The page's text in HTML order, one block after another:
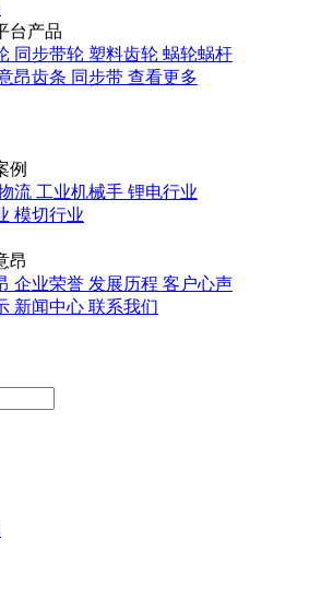
同步带轮 塑料齿轮 蜗轮蜗杆
昂齿条 同步带 查看更多
流 工业机械手 锂电行业
模切行业
企业荣誉 发展历程 客户心声
新闻中心 联系我们